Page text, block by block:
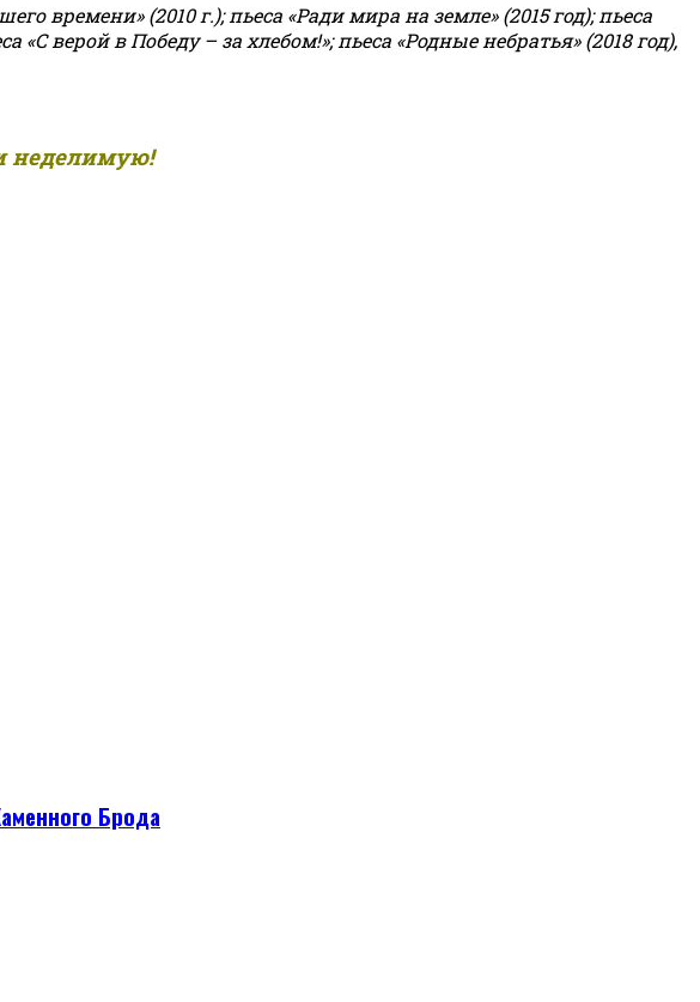
времени» (2010 г.); пьеса «Ради мира на земле» (2015 год); пьеса
«С верой в Победу – за хлебом!»;пьеса «Родные небратья» (2018 год),
неделимую!
Брода